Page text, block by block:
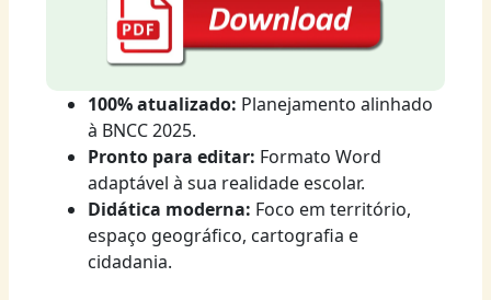
100% atualizado: Planejamento alinhado
à BNCC 2025.
Pronto para editar: Formato Word
adaptável à sua realidade escolar.
Didática moderna: Foco em território,
espaço geográfico, cartografia e
cidadania.